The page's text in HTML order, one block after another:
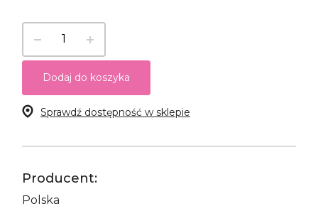
Dodaj do koszyka
Sprawdź dostępność w sklepie
Producent:
Polska